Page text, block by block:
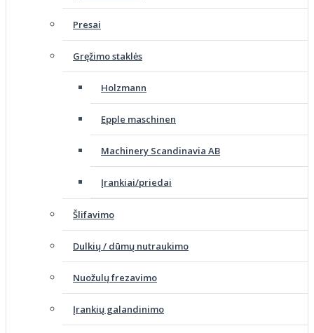
Presai
Gręžimo staklės
Holzmann
Epple maschinen
Machinery Scandinavia AB
Įrankiai/priedai
Šlifavimo
Dulkių / dūmų nutraukimo
Nuožulų frezavimo
Įrankių galandinimo